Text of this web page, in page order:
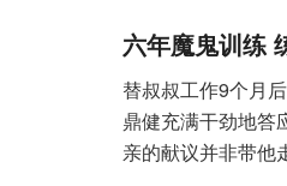
六年魔鬼训练
替叔叔工作9个月
鼎健充满干劲地答
亲的献议并非带他